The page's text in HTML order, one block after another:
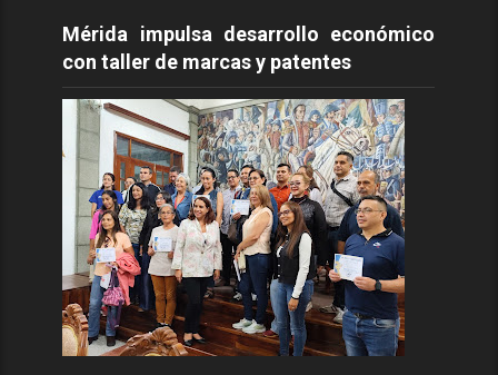
Mérida impulsa desarrollo económico
con taller de marcas y patentes